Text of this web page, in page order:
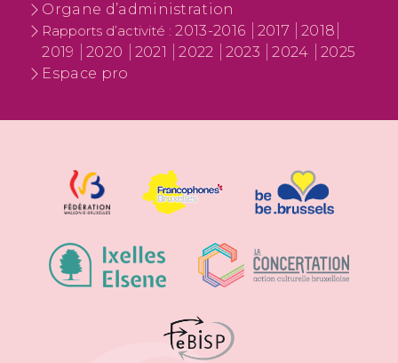
Organe d’administration
Rapports d’activité :2013-2016 2017
2018
2019
2020 2021 2022 2023 2024
2025
Espace pro